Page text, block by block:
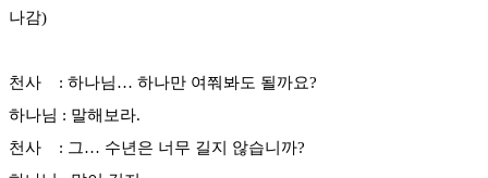
나감)
천사 : 하나님… 하나만 여쭤봐도 될까요?
하나님 : 말해보라.
천사 : 그… 수년은 너무 길지 않습니까?